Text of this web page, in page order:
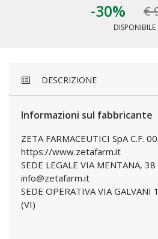
-30% €
DISPONIBILE
DESCRIZIONE
Informazioni sul fabbricante
ZETA FARMACEUTICI SpA C.F.
https://www.zetafarm.it
SEDE LEGALE VIA MENTANA,
info@zetafarm.it
SEDE OPERATIVA VIA
(VI)